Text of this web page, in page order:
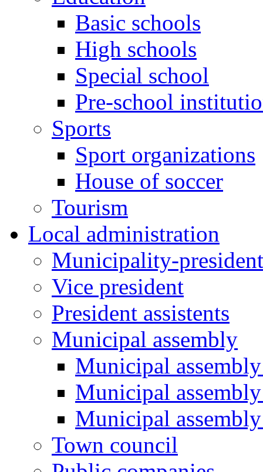
Basic schools
High schools
Special school
Pre-school
Sports
Sport organizations
House of soccer
Tourism
Local administration
Municipality-president
Vice president
President assistents
Municipal assembly
Municipal
Municipal
Municipal
Town council